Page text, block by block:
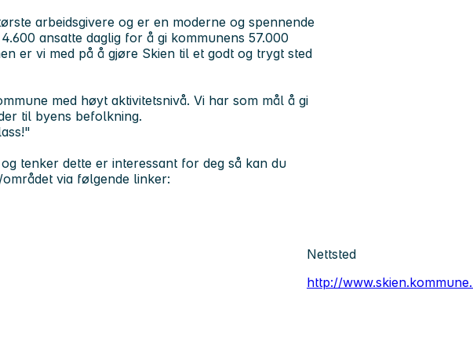
arbeidsgivere og er en moderne og spennende
ansatte daglig for å gi kommunens 57.000
er vi med på å gjøre Skien til et godt og trygt sted
med høyt aktivitetsnivå. Vi har som mål å gi
til byens befolkning.
tenker dette er interessant for deg så kan du
via følgende linker:
Nettsted
http://